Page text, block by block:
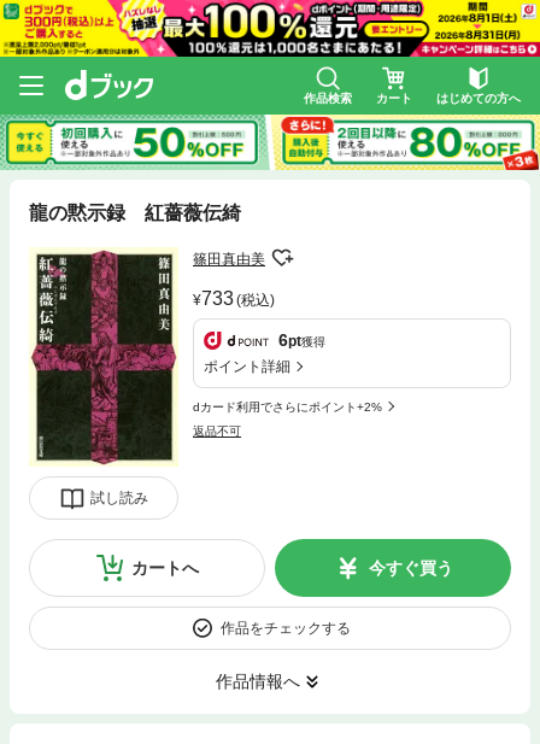
作品検索 カート はじめての方へ
龍の黙示録 紅薔薇伝綺
試し読み
篠田真由美
733(税込)
6pt獲得
ポイント詳細
dカード利用でさらにポイント+2%
返品不可
カートへ 今すぐ買う
作品をチェックする
作品情報へ